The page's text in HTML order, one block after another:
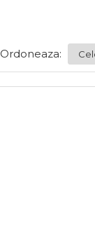
Ordoneaza: